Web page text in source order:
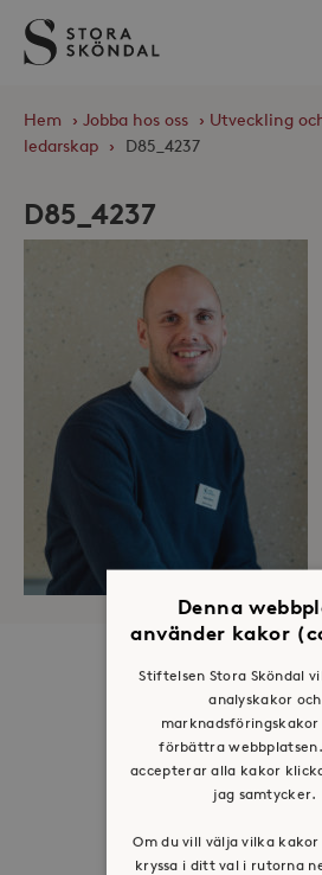
Stora
Sköndal
Hem › Jobba hos oss › Utveckling
ledarskap › D85_4237
D85_4237
Om oss
Organisation
Historia
Riktlinje för
Denna
använder kakor
Stiftelsen Stora Sköndal
analyskakor och
förbättra webbplatsen.
accepterar alla kakor
jag samtycker.
Om du vill välja vilka
kryssa i ditt val i rutorna